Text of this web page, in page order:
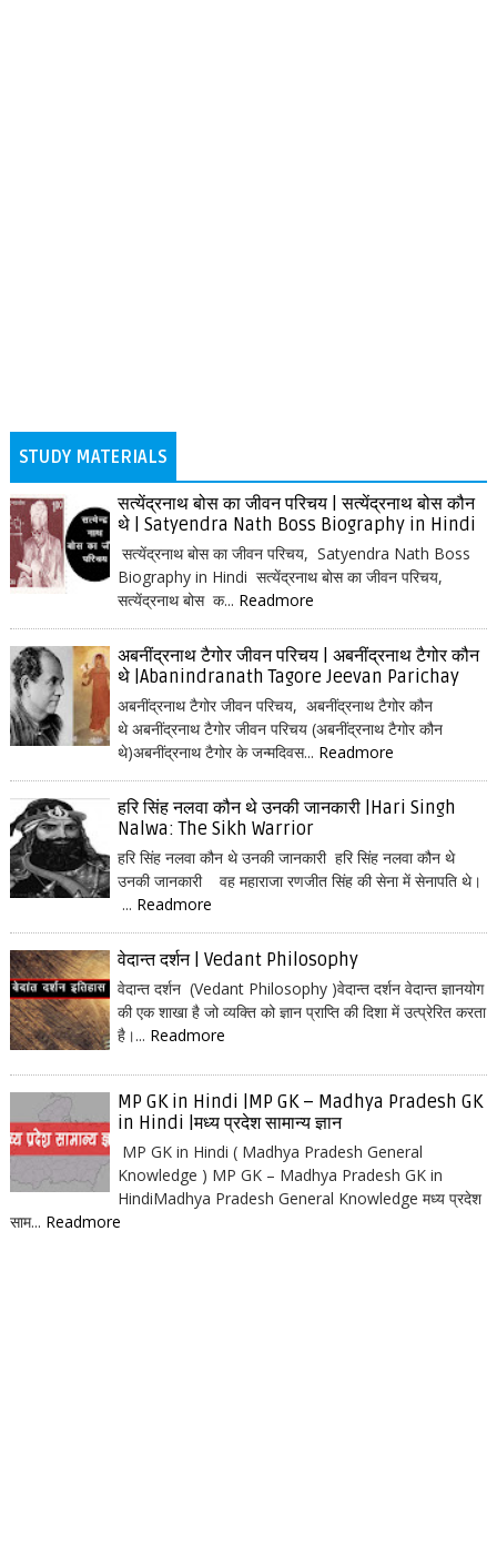
STUDY MATERIALS
सत्येंद्रनाथ बोस का जीवन परिचय | सत्येंद्रनाथ बोस कौन
थे | Satyendra Nath Boss Biography in Hindi
सत्येंद्रनाथ बोस का जीवन परिचय, Satyendra Nath Boss
Biography in Hindi सत्येंद्रनाथ बोस का जीवन परिचय,
सत्येंद्रनाथ बोस क... Readmore
अबनींद्रनाथ टैगोर जीवन परिचय | अबनींद्रनाथ टैगोर कौन
थे |Abanindranath Tagore Jeevan Parichay
अबनींद्रनाथ टैगोर जीवन परिचय, अबनींद्रनाथ टैगोर कौन
थे अबनींद्रनाथ टैगोर जीवन परिचय (अबनींद्रनाथ टैगोर कौन
थे)अबनींद्रनाथ टैगोर के जन्मदिवस... Readmore
हरि सिंह नलवा कौन थे उनकी जानकारी |Hari Singh
Nalwa: The Sikh Warrior
हरि सिंह नलवा कौन थे उनकी जानकारी हरि सिंह नलवा कौन थे
उनकी जानकारी वह महाराजा रणजीत सिंह की सेना में सेनापति थे।
... Readmore
वेदान्त दर्शन | Vedant Philosophy
वेदान्त दर्शन (Vedant Philosophy )वेदान्त दर्शन वेदान्त ज्ञानयोग
की एक शाखा है जो व्यक्ति को ज्ञान प्राप्ति की दिशा में उत्प्रेरित करता
है।... Readmore
MP GK in Hindi |MP GK – Madhya Pradesh GK
in Hindi |मध्य प्रदेश सामान्य ज्ञान
MP GK in Hindi ( Madhya Pradesh General
Knowledge ) MP GK – Madhya Pradesh GK in
HindiMadhya Pradesh General Knowledge मध्य प्रदेश
साम... Readmore